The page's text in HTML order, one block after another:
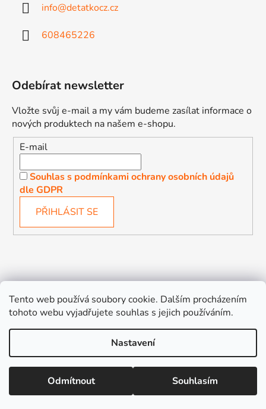
Tento web používá soubory cookie. Dalším procházením
tohoto webu vyjadřujete souhlas s jejich používáním.
Nastavení
Odmítnout Souhlasím
info@detatkocz.cz
608465226
Odebírat newsletter
Vložte svůj e-mail a my vám budeme zasílat informace o
nových produktech na našem e-shopu.
E-mail
Souhlas s podmínkami ochrany osobních údajů
dle GDPR
PŘIHLÁSIT SE
Vytvořil Shoptet
Copyright 2026Děťátko
. Všechna práva vyhrazena.
Upravit nastavení cookies